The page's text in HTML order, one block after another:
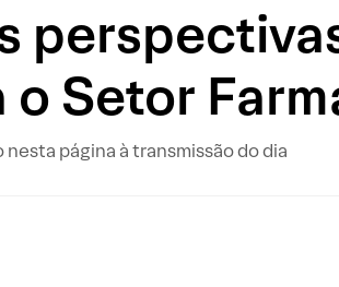
o Setor
nesta página à transmissão do dia